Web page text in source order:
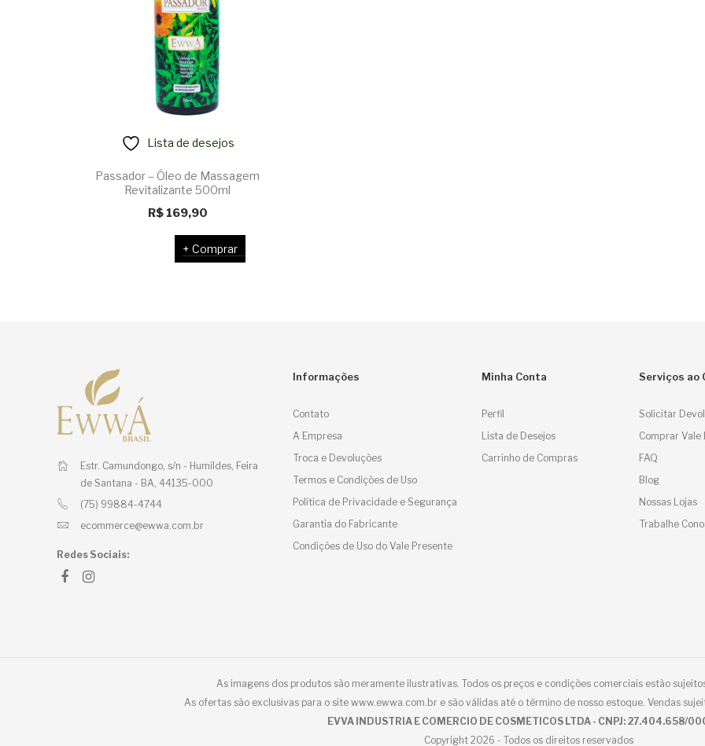
Lista de desejos
Passador – Óleo de Massagem
Revitalizante 500ml
R$169,90
Comprar
Estr. Camundongo, s/n - Humildes, Feira
de Santana - BA, 44135-000
(75) 99884-4744
ecommerce@ewwa.com.br
Redes Sociais:
Informações
Contato
A Empresa
Troca e Devoluções
Termos e Condições de Uso
Política de Privacidade e Segurança
Garantia do Fabricante
Condições de Uso do Vale Presente
Minha Conta
Perfil
Lista de Desejos
Carrinho de Compras
Serviços ao
Solicitar
Comprar Vale
FAQ
Blog
Nossas Lojas
Trabalhe
As imagens dos produtos são meramente ilustrativas. Todos os preços e condições comerciais estão
As ofertas são exclusivas para o site www.ewwa.com.br e são válidas até o término de nosso estoque. Vendas
EVVA INDUSTRIA E COMERCIO DE COSMETICOS LTDA - CNPJ: 27.404.658/
Copyright 2026 - Todos os direitos reservados